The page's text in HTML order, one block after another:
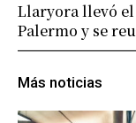
Más noticias
Llaryora llevó
Palermo y se